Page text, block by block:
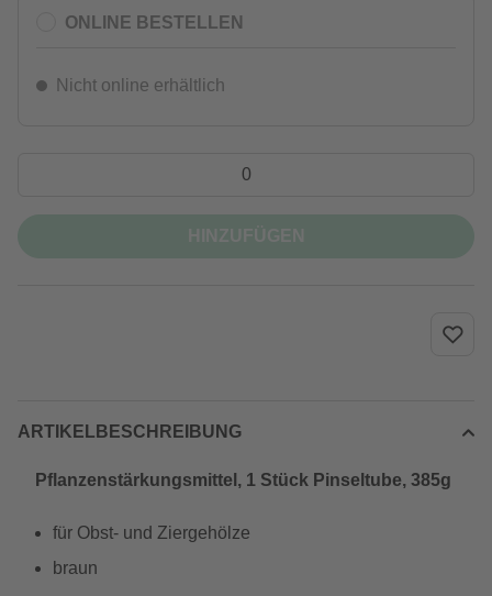
ONLINE BESTELLEN
Nicht online erhältlich
ARTIKELBESCHREIBUNG
Pflanzenstärkungsmittel, 1 Stück Pinseltube, 385g
für Obst- und Ziergehölze
braun